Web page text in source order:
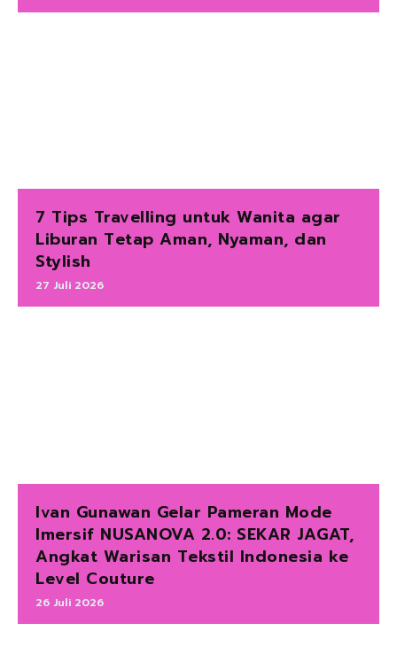
7 Tips Travelling untuk Wanita agar
Liburan Tetap Aman, Nyaman, dan
Stylish
27 Juli 2026
Ivan Gunawan Gelar Pameran Mode
Imersif NUSANOVA 2.0: SEKAR JAGAT,
Angkat Warisan Tekstil Indonesia ke
Level Couture
26 Juli 2026